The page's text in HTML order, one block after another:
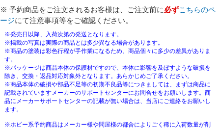
※ 予約商品をご注文されるお客様は、ご注文前に必ずこちらのペ
ージにて注意事項等をご確認ください。
※発売日以降、入荷次第の発送となります。
※掲載の写真は実際の商品とは多少異なる場合があります。
※商品の塗装は彩色行程が手作業になるため、商品個々に多少の差異がありま
す。
※パッケージは商品本体の保護材ですので、本体に影響を及ぼすような破損を
除き、交換・返品対応対象外となります。あらかじめご了承ください。
※商品本体の破損や部品不足等の初期不良品等につきましては、まずは商品に
記載されていますメーカーのサポートセンターにお問合せをお願いします。商
品にメーカーサポートセンターの記載が無い場合は、当店にご連絡をお願いし
ます。
※ホビー系予約商品はメーカー様や問屋様の都合によりごく稀に入荷数量が削